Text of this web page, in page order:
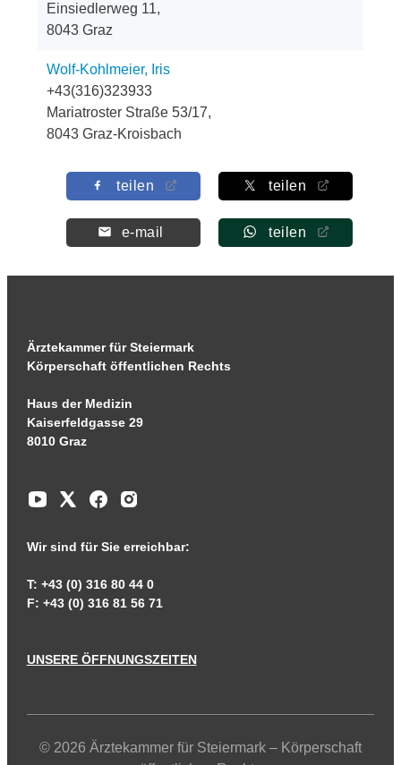
Einsiedlerweg 11,
8043 Graz
Wolf-Kohlmeier, Iris
+43(316)323933
Mariatroster Straße 53/17,
8043 Graz-Kroisbach
teilen teilen
e-mail teilen
Ärztekammer für Steiermark
Körperschaft öffentlichen Rechts
Haus der Medizin
Kaiserfeldgasse 29
8010 Graz
Wir sind für Sie erreichbar:
T: +43 (0) 316 80 44 0
F: +43 (0) 316 81 56 71
UNSERE ÖFFNUNGSZEITEN
© 2026 Ärztekammer für Steiermark – Körperschaft